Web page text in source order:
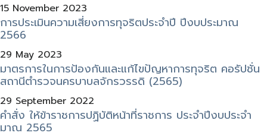
15 November 2023
การประเมินความเสี่ยงการทุจริตประจำปี ปีงบประมาณ
2566
29 May 2023
มาตรการในการป้องกันและแก้ไขปัญหาการทุจริต คอรัปชั่น
สถานีตำรวจนครบาบลจักรวรรดิ (2565)
29 September 2022
คำสั่ง ให้ข้าราชการปฏิบัติหน้าที่ราชการ ประจำปีงบประจำ
มาณ 2565